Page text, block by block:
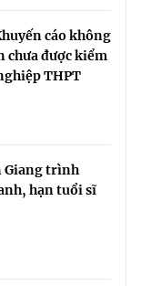
cáo không
được kiểm
THPT
Giang trình
hạn tuổi sĩ